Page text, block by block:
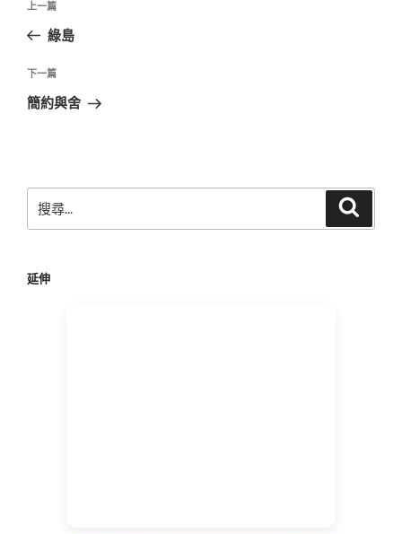
導
覽
上
一
文
章
上一篇
綠島
下
一
下一篇
簡約與舍
尋
字:
延伸